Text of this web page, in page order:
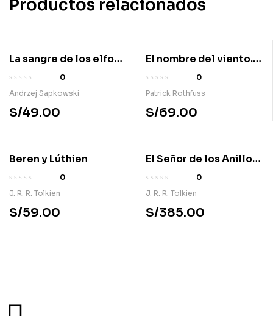
Productos relacionados
La sangre de los elfos.
Saga Geralt de Rivia 3
0
Andrzej Sapkowski
S/49.00
El nombre del viento.
Crónica del asesino de
reyes 1
0
Patrick Rothfuss
S/69.00
Beren y Lúthien
0
J. R. R. Tolkien
S/59.00
El Señor de los Anillos.
Ilustrado por Alan Lee
0
J. R. R. Tolkien
S/385.00